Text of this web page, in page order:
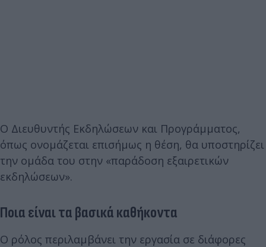
Ο Διευθυντής Εκδηλώσεων και Προγράμματος,
όπως ονομάζεται επισήμως η θέση, θα υποστηρίζει
την ομάδα του στην «παράδοση εξαιρετικών
εκδηλώσεων».
Ποια είναι τα βασικά καθήκοντα
Ο ρόλος περιλαμβάνει την εργασία σε διάφορες